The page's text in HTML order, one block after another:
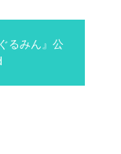
るみん』公